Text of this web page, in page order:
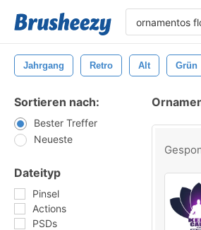
Jahrgang Retro Alt Grün
Sortieren nach:
Bester Treffer
Neueste
Dateityp
Pinsel
Actions
PSDs